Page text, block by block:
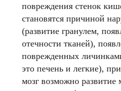
повреждения стенок
становятся причиной
(развитие гранулем,
отечности тканей),
поврежденных
это печень и легкие),
мозг возможно развитие